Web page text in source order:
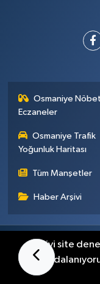
Osmaniye
Eczaneler
Osmaniye Trafik
Yoğunluk Haritası
Tüm Manşetler
Haber Arşivi
Künye
En iyi site